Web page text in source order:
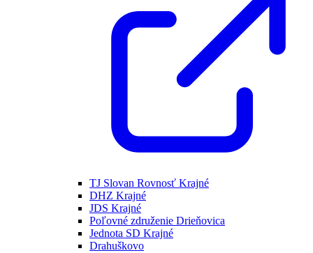
TJ Slovan Rovnosť Krajné
DHZ Krajné
JDS Krajné
Poľovné združenie Drieňovica
Jednota SD Krajné
Drahuškovo